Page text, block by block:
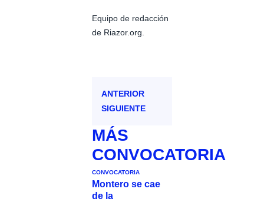
Equipo de redacción
de Riazor.org.
ANTERIOR
SIGUIENTE
MÁS
CONVOCATORIA
CONVOCATORIA
Montero se cae
de la